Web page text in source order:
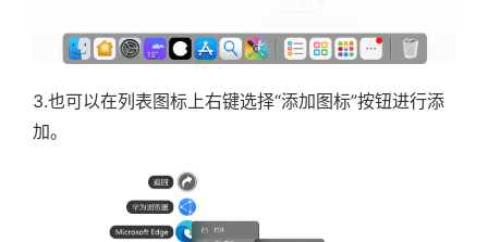
3.也可以在列表图标上右键选择“添加图标”按钮进行添
加。